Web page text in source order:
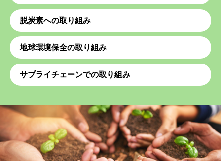
脱炭素への取り組み
地球環境保全の取り組み
サプライチェーンでの取り組み